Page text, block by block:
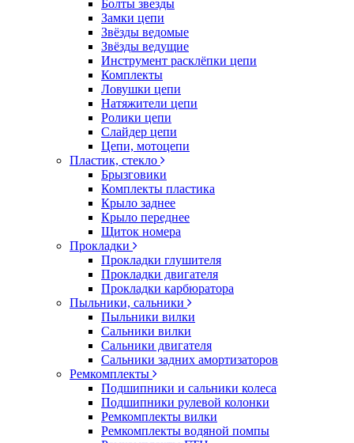
Болты звезды
Замки цепи
Звёзды ведомые
Звёзды ведущие
Инструмент расклёпки цепи
Комплекты
Ловушки цепи
Натяжители цепи
Ролики цепи
Слайдер цепи
Цепи, мотоцепи
Пластик, стекло
Брызговики
Комплекты пластика
Крыло заднее
Крыло переднее
Щиток номера
Прокладки
Прокладки глушителя
Прокладки двигателя
Прокладки карбюратора
Пыльники, сальники
Пыльники вилки
Сальники вилки
Сальники двигателя
Сальники задних амортизаторов
Ремкомплекты
Подшипники и сальники колеса
Подшипники рулевой колонки
Ремкомплекты вилки
Ремкомплекты водяной помпы